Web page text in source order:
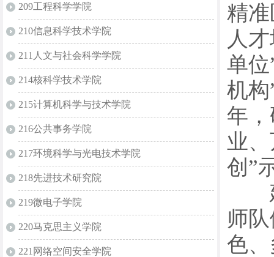
209工程科学学院
210信息科学技术学院
211人文与社会科学学院
214核科学技术学院
215计算机科学与技术学院
216公共事务学院
217环境科学与光电技术学院
218先进技术研究院
219微电子学院
220马克思主义学院
221网络空间安全学院
精
人
单
机
年
业
创”
建
师
色